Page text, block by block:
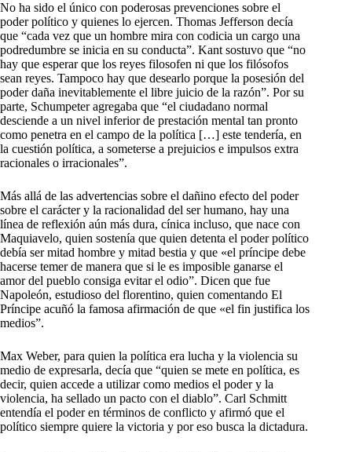
No ha sido el único con poderosas prevenciones sobre el
poder político y quienes lo ejercen. Thomas Jefferson decía
que “cada vez que un hombre mira con codicia un cargo una
podredumbre se inicia en su conducta”. Kant sostuvo que “no
hay que esperar que los reyes filosofen ni que los filósofos
sean reyes. Tampoco hay que desearlo porque la posesión del
poder daña inevitablemente el libre juicio de la razón”. Por su
parte, Schumpeter agregaba que “el ciudadano normal
desciende a un nivel inferior de prestación mental tan pronto
como penetra en el campo de la política […] este tendería, en
la cuestión política, a someterse a prejuicios e impulsos extra
racionales o irracionales”.
Más allá de las advertencias sobre el dañino efecto del poder
sobre el carácter y la racionalidad del ser humano, hay una
línea de reflexión aún más dura, cínica incluso, que nace con
Maquiavelo, quien sostenía que quien detenta el poder político
debía ser mitad hombre y mitad bestia y que «el príncipe debe
hacerse temer de manera que si le es imposible ganarse el
amor del pueblo consiga evitar el odio”. Dicen que fue
Napoleón, estudioso del florentino, quien comentando El
Príncipe acuñó la famosa afirmación de que «el fin justifica los
medios”.
Max Weber, para quien la política era lucha y la violencia su
medio de expresarla, decía que “quien se mete en política, es
decir, quien accede a utilizar como medios el poder y la
violencia, ha sellado un pacto con el diablo”. Carl Schmitt
entendía el poder en términos de conflicto y afirmó que el
político siempre quiere la victoria y por eso busca la dictadura.